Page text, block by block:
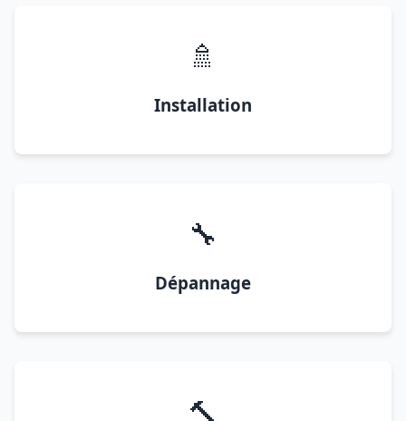
🚿
Installation
🔧
Dépannage
🔨